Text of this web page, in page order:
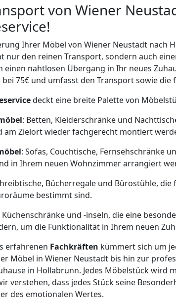
von Wiener
Ihrer Möbel von Wiener Neustadt nach
nur den reinen Transport, sondern auch
einen nahtlosen Übergang in Ihr neues
75€ und umfasst den Transport sowie
deckt eine breite Palette von
: Betten, Kleiderschränke und
am Zielort wieder fachgerecht montiert
: Sofas, Couchtische, Fernsehschränke
in Ihrem neuen Wohnzimmer arrangiert
Bücherregale und Bürostühle,
bestimmt sind.
Küchenschränke und -inseln, die eine
um die Funktionalität in Ihrem neuen
erfahrenen Fachkräften kümmert sich um
Möbel in Wiener Neustadt bis hin zur
in Hollabrunn. Jedes Möbelstück
verstehen, dass jedes Stück seine
des emotionalen Wertes.